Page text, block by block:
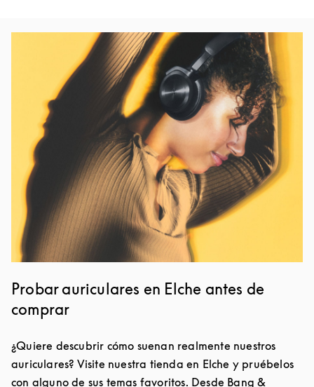
Probar auriculares en Elche antes de
comprar
¿Quiere descubrir cómo suenan realmente nuestros
auriculares? Visite nuestra tienda en Elche y pruébelos
con alguno de sus temas favoritos. Desde Bang &